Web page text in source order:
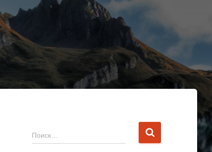
Н
а
Поиск…